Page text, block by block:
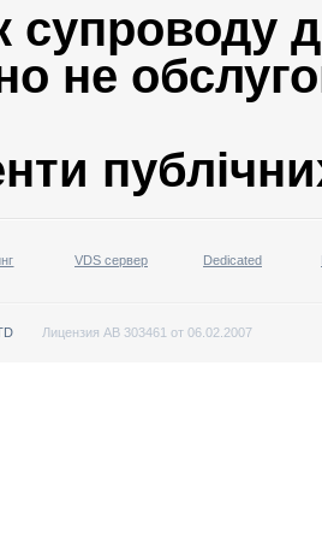
супроводу
не
VDS сервер Dedicated
Лицензия АВ 303461 от 06.02.2007